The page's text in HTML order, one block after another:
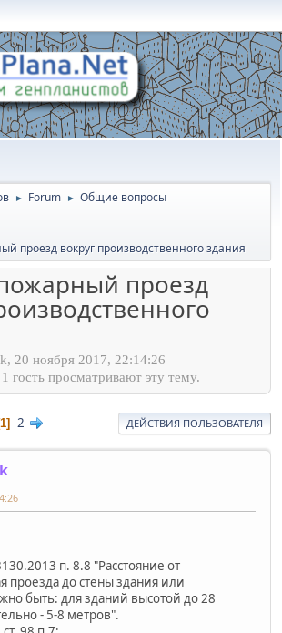
► Forum ► Общие вопросы
проезд вокруг производственного здания
проезд
20 ноября 2017, 22:14:26
гость просматривают эту тему.
1 2 ДЕЙСТВИЯ ПОЛЬЗОВАТЕЛЯ
п. 8.8 "Расстояние от
проезда до стены здания или
быть: для зданий высотой до 28
- 5-8 метров".